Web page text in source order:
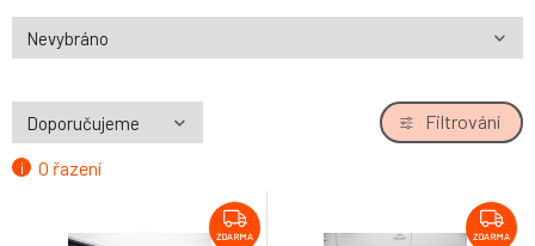
O řazení
Filtrování
ZDARMA ZDARMA